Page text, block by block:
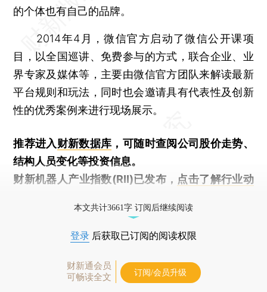
的个体也有自己的品牌。
2014年4月，微信官方启动了微信公开课项
目，以全国巡讲、免费参与的方式，联合企业、业
界专家及媒体等，主要由微信官方团队来解读最新
平台规则和玩法，同时也会邀请具有代表性及创新
性的优秀案例来进行现场展示。
推荐进入财新数据库 ，可随时查阅公司股价走势、
结构人员变化等投资信息。
财新机器人产业指数(RII)已发布， 点击了解行业动
本文共计3661字 订阅后继续阅读
登录 后获取已订阅的阅读权限
财新通会员
可畅读全文
订阅/会员升级